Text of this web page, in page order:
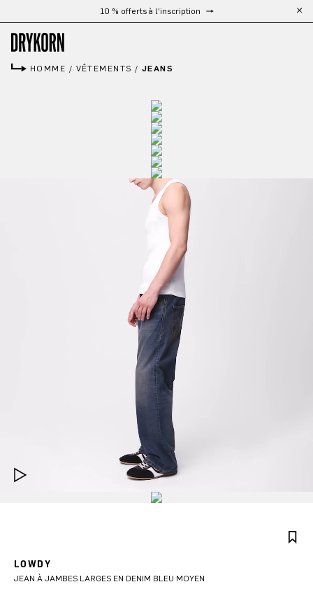
Passer au contenu principalLivraison gratuite à partir de 300 €
HOMME / VÊTEMENTS / JEANS
LOWDY
JEAN À JAMBES LARGES EN DENIM BLEU MOYEN